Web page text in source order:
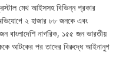
মেথ আইসসহ বিভিন্ন প্রকার
২ হাজার ৮৮ জনকে এবং
বাংলাদেশি নাগরিক, ১৫৫ জন ভারতীয়
আটকের পর তাদের বিরুদ্ধে আইনানুগ